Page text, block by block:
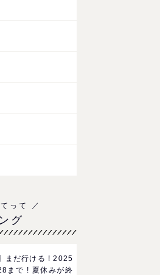
グ
まだ行ける ! 2025
まで ! 夏休みが終